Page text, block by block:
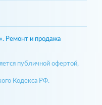
Ремонт и продажа
публичной офертой,
Кодекса РФ.